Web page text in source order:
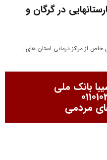
در گرگان و
خاص از مراکز درمانی استان های...
بانک ملی
مردمی